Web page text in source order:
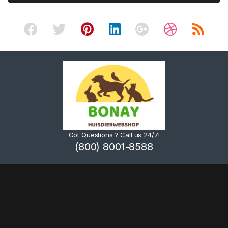
Got Questions ? Call us 24/7!
(800) 8001-8588